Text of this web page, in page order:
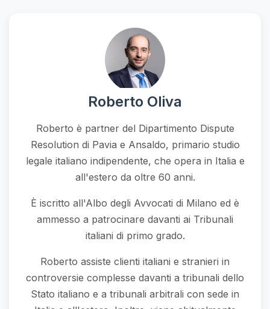
Roberto Oliva
Roberto è partner del Dipartimento Dispute
Resolution di Pavia e Ansaldo, primario studio
legale italiano indipendente, che opera in Italia e
all'estero da oltre 60 anni.
È iscritto all'Albo degli Avvocati di Milano ed è
ammesso a patrocinare davanti ai Tribunali
italiani di primo grado.
Roberto assiste clienti italiani e stranieri in
controversie complesse davanti a tribunali dello
Stato italiano e a tribunali arbitrali con sede in